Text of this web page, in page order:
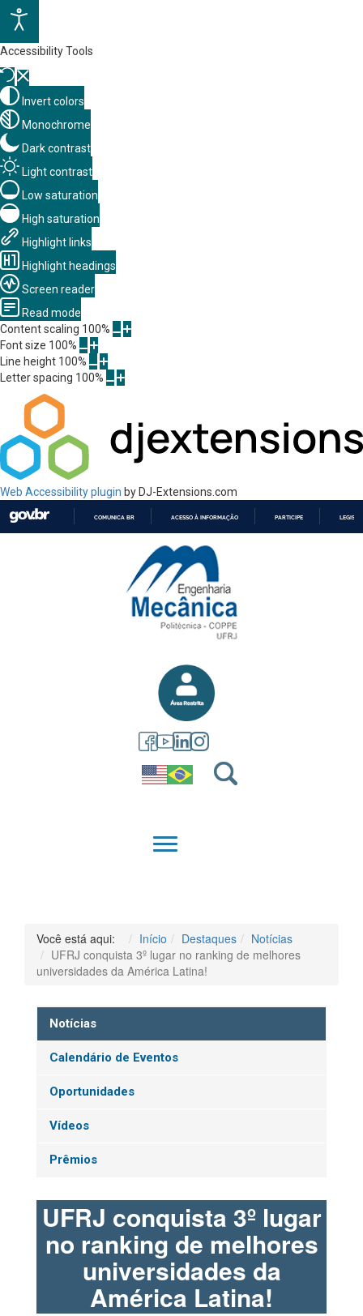
Accessibility Tools
Invert colors
Monochrome
Dark contrast
Light contrast
Low saturation
High saturation
Highlight links
Highlight headings
Screen reader
Read mode
Content scaling 100%
Font size 100%
Line height 100%
Letter spacing 100%
Web Accessibility plugin by DJ-Extensions.com
PARA
CONTEÚDO
COMUNICA BR ACESSO À INFORMAÇÃO PARTICIPE
QUEM SOMOS
Você está aqui: Início Destaques
Notícias
UFRJ conquista 3º lugar no ranking de melhores
universidades da América Latina!
Notícias
Calendário de Eventos
Oportunidades
Vídeos
Prêmios
UFRJ conquista 3º lugar
no ranking de melhores
universidades da
América Latina!